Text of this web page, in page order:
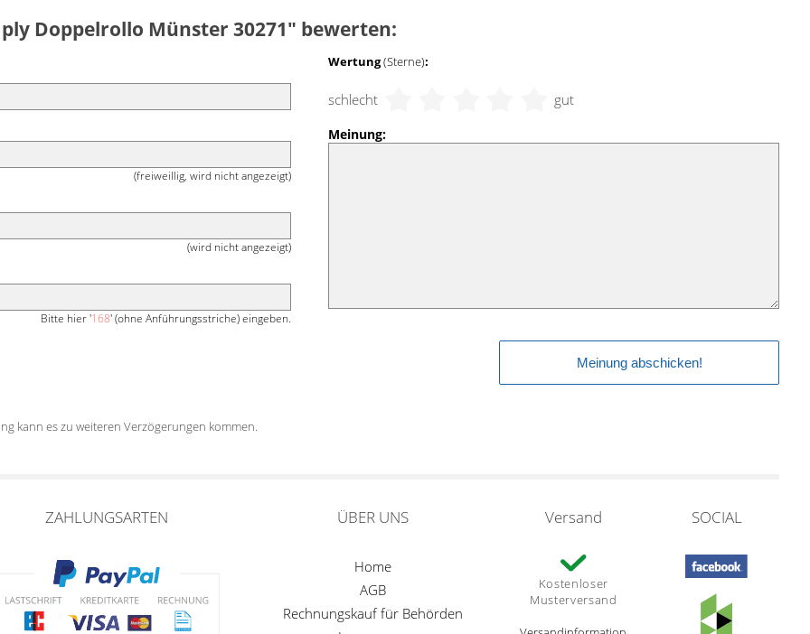
Doppelrollo Münster 30271" bewerten:
(freiweillig, wird nicht angezeigt)
(wird nicht angezeigt)
Bitte hier '168' (ohne Anführungsstriche) eingeben.
Wertung(Sterne):
schlecht gut
Meinung:
kann es zu weiteren Verzögerungen kommen.
ZAHLUNGSARTEN ÜBER UNS
Home
AGB
Rechnungskauf für Behörden
Versand
Kostenloser
Musterversand
SOCIAL